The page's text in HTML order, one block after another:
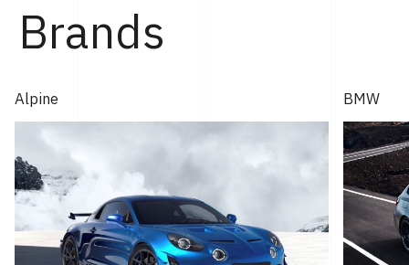
Brands
Alpine BMW